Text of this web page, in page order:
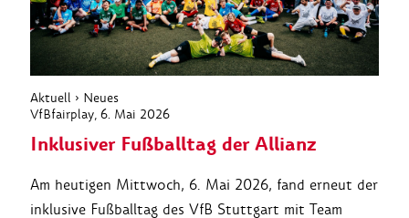
Aktuell › Neues
VfBfairplay, 6. Mai 2026
Inklusiver Fußballtag der Allianz
Am heutigen Mittwoch, 6. Mai 2026, fand erneut der
inklusive Fußballtag des VfB Stuttgart mit Team